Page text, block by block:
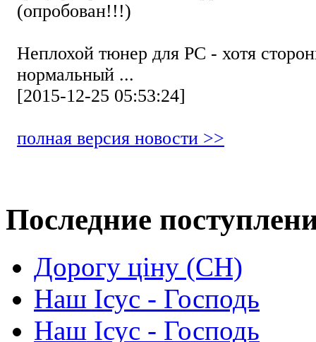
(опробован!!!)
Неплохой тюнер для РС - хотя
нормальный ...
[2015-12-25 05:53:24]
полная версия новости >>
Последние
Дорогу ціну (СН)
Наш Ісус - Господь
Наш Ісус - Господь